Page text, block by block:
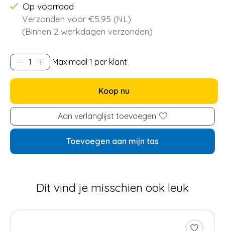
Op voorraad
Verzonden voor €5.95 (NL)
(Binnen 2 werkdagen verzonden)
Maximaal 1 per klant
Koop nu
Aan verlanglijst toevoegen
Toevoegen aan mijn tas
Dit vind je misschien ook leuk